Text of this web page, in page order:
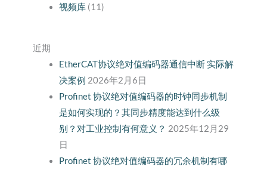
视频库(11)
近期
EtherCAT协议绝对值编码器通信中断 实际解
决案例 2026年2月6日
Profinet 协议绝对值编码器的时钟同步机制
是如何实现的？其同步精度能达到什么级
别？对工业控制有何意义？ 2025年12月29
日
Profinet 协议绝对值编码器的冗余机制有哪